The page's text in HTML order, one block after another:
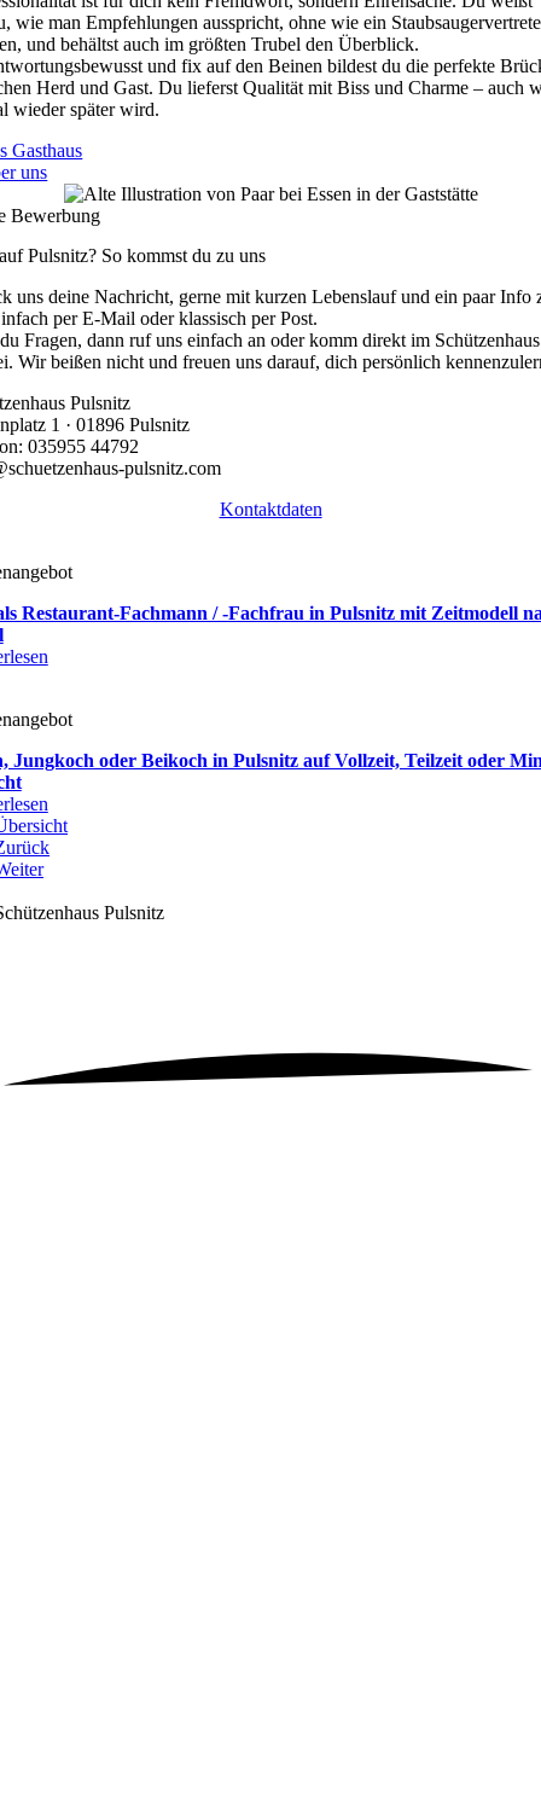
wie man Empfehlungen ausspricht, ohne wie ein
und behältst auch im größten Trubel den Überblick.
und fix auf den Beinen bildest du die perfekte
Herd und Gast. Du lieferst Qualität mit Biss und Charme – auch
wieder später wird.
Gasthaus
uns
Bewerbung
Pulsnitz? So kommst du zu uns
uns deine Nachricht, gerne mit kurzen Lebenslauf und ein paar Info
per E-Mail oder klassisch per Post.
Fragen, dann ruf uns einfach an oder komm direkt im Schützenhaus
Wir beißen nicht und freuen uns darauf, dich persönlich
Pulsnitz
1 · 01896 Pulsnitz
035955 44792
pulsnitz.com
Kontaktdaten
Restaurant-Fachmann / -Fachfrau in Pulsnitz mit Zeitmodell
Jungkoch oder Beikoch in Pulsnitz auf Vollzeit, Teilzeit oder
Pulsnitz